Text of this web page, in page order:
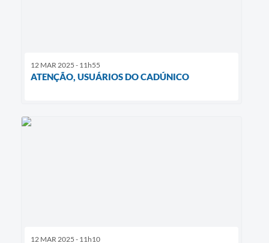
12 MAR 2025 - 11h55
ATENÇÃO, USUÁRIOS DO CADÚNICO
12 MAR 2025 - 11h10